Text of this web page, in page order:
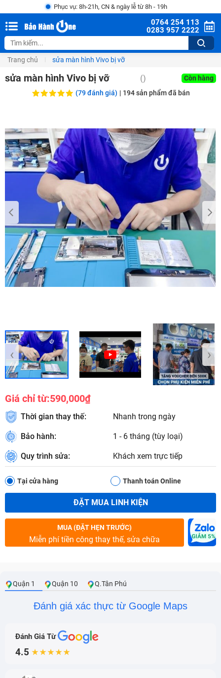
Phục vụ: 8h-21h, CN & ngày lễ từ 8h - 19h
0764 254 113
0283 957 2222
Trang chủ sửa màn hình Vivo bị vỡ
sửa màn hình Vivo bị vỡ ()
Còn hàng
(79 đánh giá) | 194sản phẩm đã bán
‹ ›
Giá chỉ từ:590,000₫
Thời gian thay thế: Nhanh trong ngày
Bảo hành: 1 - 6 tháng (tùy loại)
Quy trình sửa: Khách xem trực tiếp
Tại cửa hàng Thanh toán Online
ĐẶT MUA LINH KIỆN
MUA (ĐẶT HẸN TRƯỚC)
Miễn phí tiền công thay thế, sửa chữa
Quận 1 Quận 10 Q.Tân Phú
Đánh giá xác thực từ Google Maps
Đánh Giá Từ
4.5 ★★★★★